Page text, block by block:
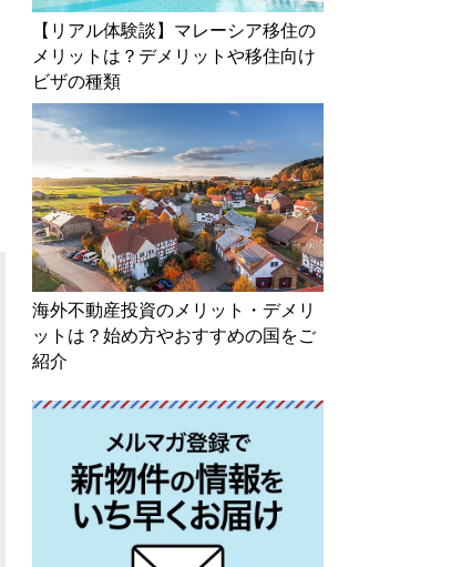
【リアル体験談】マレーシア移住の
メリットは？デメリットや移住向け
ビザの種類
海外不動産投資のメリット・デメリ
ットは？始め方やおすすめの国をご
紹介